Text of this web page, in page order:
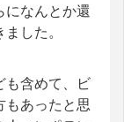
になんとか還
した。
も含めて、ビ
もあったと思